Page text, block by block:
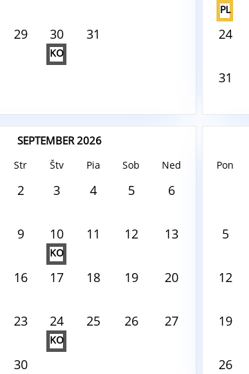
29 30
KO
31
PL
24
31
SEPTEMBER 2026
Str Štv Pia Sob Ned
2 3 4 5 6
9 10
KO
11 12 13
16 17 18 19 20
23 24
KO
25 26 27
30
Pon
5
12
19
26